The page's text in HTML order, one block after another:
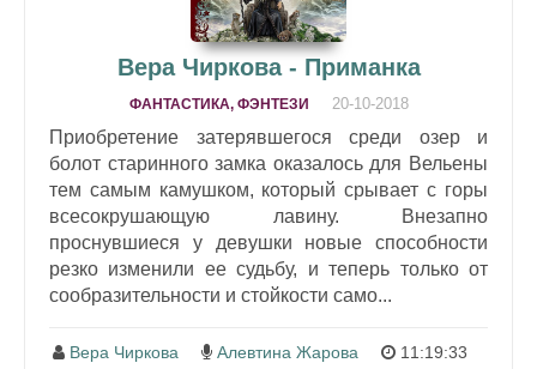
Вера Чиркова - Приманка
ФАНТАСТИКА, ФЭНТЕЗИ 20-10-2018
Приобретение затерявшегося среди озер и
болот старинного замка оказалось для Вельены
тем самым камушком, который срывает с горы
всесокрушающую лавину. Внезапно
проснувшиеся у девушки новые способности
резко изменили ее судьбу, и теперь только от
сообразительности и стойкости само...
Вера Чиркова Алевтина Жарова 11:19:33